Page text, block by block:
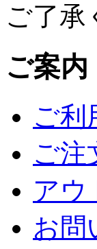
ご了承
ご案内
ご利
ご注
アウ
お問